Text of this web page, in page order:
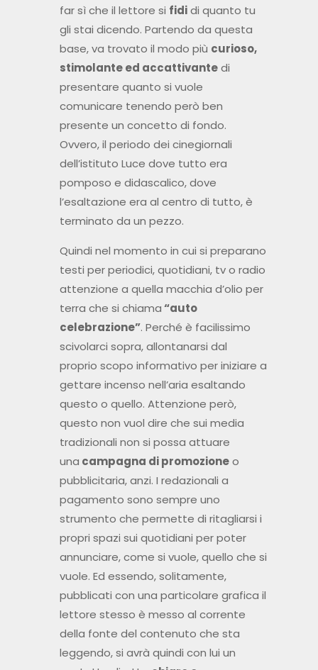
far sì che il lettore si fididi quanto tu
gli stai dicendo. Partendo da questa
base, va trovato il modo più curioso,
stimolante ed accattivantedi
presentare quanto si vuole
comunicare tenendo però ben
presente un concetto di fondo.
Ovvero, il periodo dei cinegiornali
dell’istituto Luce dove tutto era
pomposo e didascalico, dove
l’esaltazione era al centro di tutto, è
terminato da un pezzo.
Quindi nel momento in cui si preparano
testi per periodici, quotidiani, tv o radio
attenzione a quella macchia d’olio per
terra che si chiama“auto
celebrazione”. Perché è facilissimo
scivolarci sopra, allontanarsi dal
proprio scopo informativo per iniziare a
gettare incenso nell’aria esaltando
questo o quello. Attenzione però,
questo non vuol dire che sui media
tradizionali non si possa attuare
una campagna di promozioneo
pubblicitaria, anzi. I redazionali a
pagamento sono sempre uno
strumento che permette di ritagliarsi i
propri spazi sui quotidiani per poter
annunciare, come si vuole, quello che si
vuole. Ed essendo, solitamente,
pubblicati con una particolare grafica il
lettore stesso è messo al corrente
della fonte del contenuto che sta
leggendo, si avrà quindi con lui un